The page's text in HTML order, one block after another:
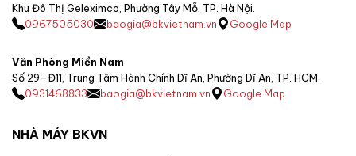
Khu Đô Thị Geleximco, Phường Tây Mỗ, TP. Hà Nội.
0967505030
baogia@bkvietnam.vn Google Map
Văn Phòng Miền Nam
Số 29–Đ11, Trung Tâm Hành Chính Dĩ An, Phường Dĩ An, TP. HCM.
0931468833
baogia@bkvietnam.vn Google Map
NHÀ MÁY BKVN